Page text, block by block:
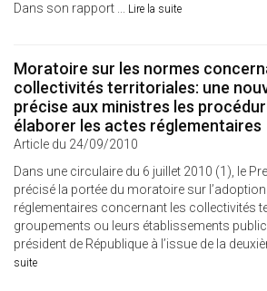
Dans son rapport ... Lire la suite
Moratoire sur les normes
collectivités territoriales: une
précise aux ministres les
élaborer les actes réglementaires
Article du 24/09/2010
Dans une circulaire du 6 juillet 2010 (1), le
précisé la portée du moratoire sur
réglementaires concernant les collectivités
groupements ou leurs établissements
président de République à l’issue de la
suite